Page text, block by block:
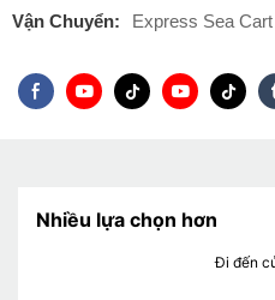
Vận Chuyển:
Express Sea Cart
Nhiều lựa chọn hơn
Đi đến